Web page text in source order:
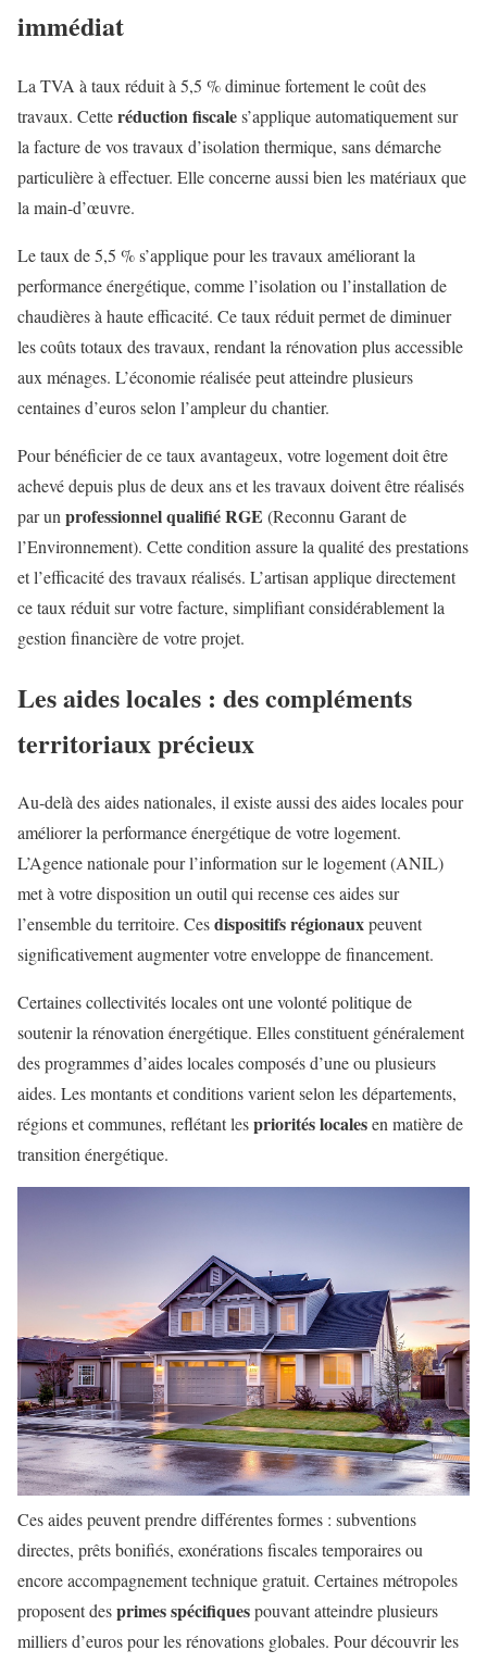
immédiat
La TVA à taux réduit à 5,5 % diminue fortement le coût des
travaux. Cetteréduction fiscales’applique automatiquement sur
la facture de vos travaux d’isolation thermique, sans démarche
particulière à effectuer. Elle concerne aussi bien les matériaux que
la main-d’œuvre.
Le taux de 5,5 % s’applique pour les travaux améliorant la
performance énergétique, comme l’isolation ou l’installation de
chaudières à haute efficacité. Ce taux réduit permet de diminuer
les coûts totaux des travaux, rendant la rénovation plus accessible
aux ménages. L’économie réalisée peut atteindre plusieurs
centaines d’euros selon l’ampleur du chantier.
Pour bénéficier de ce taux avantageux, votre logement doit être
achevé depuis plus de deux ans et les travaux doivent être réalisés
par un professionnel qualifié RGE (Reconnu Garant de
l’Environnement). Cette condition assure la qualité des prestations
et l’efficacité des travaux réalisés. L’artisan applique directement
ce taux réduit sur votre facture, simplifiant considérablement la
gestion financière de votre projet.
Les aides locales : des compléments
territoriaux précieux
Au-delà des aides nationales, il existe aussi des aides locales pour
améliorer la performance énergétique de votre logement.
L’Agence nationale pour l’information sur le logement (ANIL)
met à votre disposition un outil qui recense ces aides sur
l’ensemble du territoire. Cesdispositifs régionauxpeuvent
significativement augmenter votre enveloppe de financement.
Certaines collectivités locales ont une volonté politique de
soutenir la rénovation énergétique. Elles constituent généralement
des programmes d’aides locales composés d’une ou plusieurs
aides. Les montants et conditions varient selon les départements,
régions et communes, reflétant lespriorités localesen matière de
transition énergétique.
Ces aides peuvent prendre différentes formes : subventions
directes, prêts bonifiés, exonérations fiscales temporaires ou
encore accompagnement technique gratuit. Certaines métropoles
proposent desprimes spécifiquespouvant atteindre plusieurs
milliers d’euros pour les rénovations globales. Pour découvrir les